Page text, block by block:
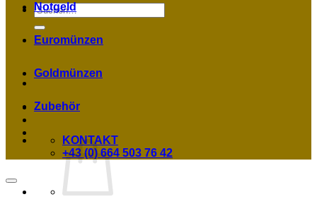
Suchen
nach:
Notgeld
Euromünzen
Goldmünzen
Zubehör
KONTAKT
+43 (0) 664 503 76 42